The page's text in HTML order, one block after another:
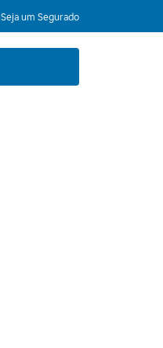
Seja um Segurado